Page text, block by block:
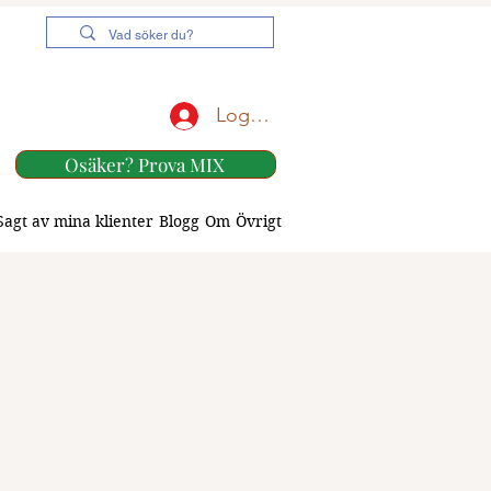
Logga in
Osäker? Prova MIX
av mina klienter Blogg Om Övrigt